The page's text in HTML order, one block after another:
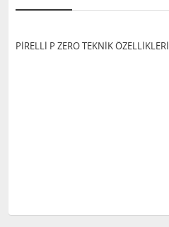
PİRELLİ P ZERO TEKNİK ÖZELLİKLERİ